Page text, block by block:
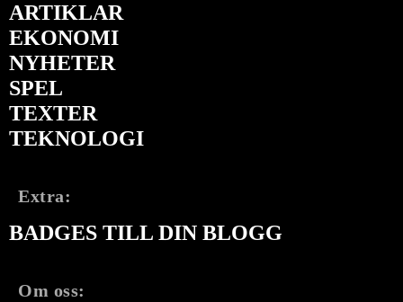
ARTIKLAR
EKONOMI
NYHETER
SPEL
TEXTER
TEKNOLOGI
Extra:
BADGES TILL DIN BLOGG
Om oss: